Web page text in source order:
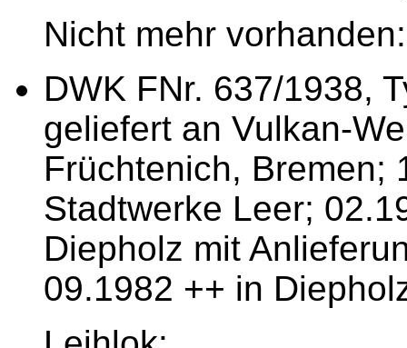
Nicht mehr vorhanden:
DWK FNr. 637/1938,
geliefert an Vulkan-
Früchtenich, Bremen;
Stadtwerke Leer;
Diepholz mit
09.1982 ++ in